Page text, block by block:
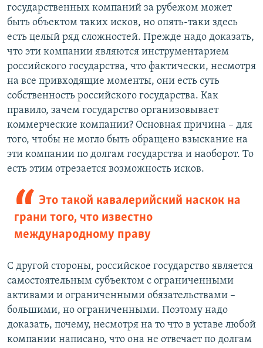
государственных компаний за рубежом может
быть объектом таких исков, но опять-таки здесь
есть целый ряд сложностей. Прежде надо доказать,
что эти компании являются инструментарием
российского государства, что фактически, несмотря
на все привходящие моменты, они есть суть
собственность российского государства. Как
правило, зачем государство организовывает
коммерческие компании? Основная причина – для
того, чтобы не могло быть обращено взыскание на
эти компании по долгам государства и наоборот. То
есть этим отрезается возможность исков.
Это такой кавалерийский наскок на
грани того, что известно
международному праву
С другой стороны, российское государство является
самостоятельным субъектом с ограниченными
активами и ограниченными обязательствами –
большими, но ограниченными. Поэтому надо
доказать, почему, несмотря на то что в уставе любой
компании написано, что она не отвечает по долгам